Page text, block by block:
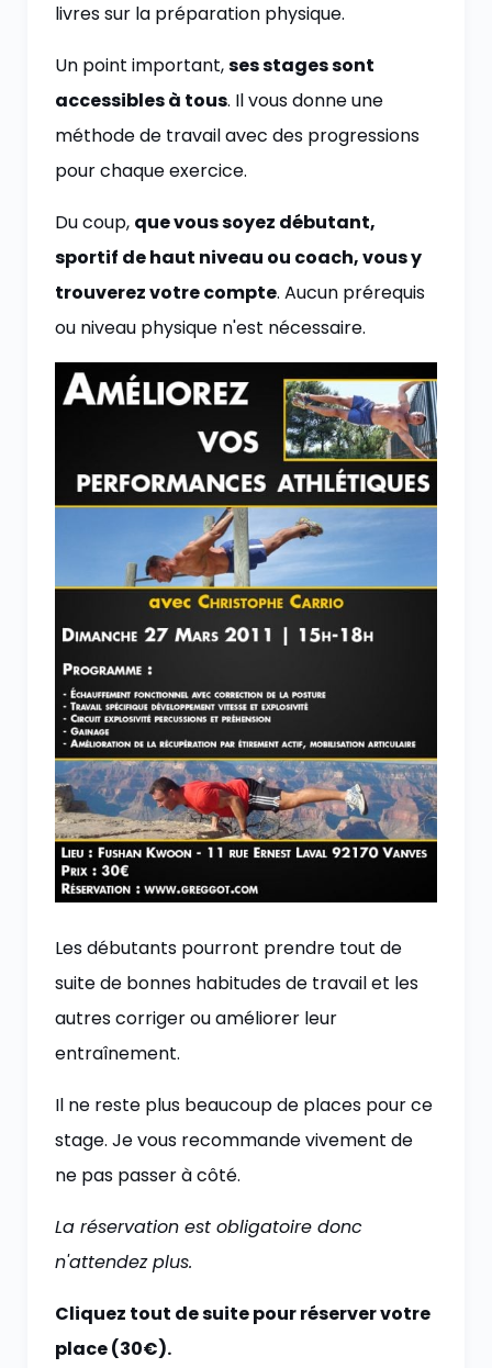
livres sur la préparation physique.
Un point important,ses stages sont
accessibles à tous. Il vous donne une
méthode de travail avec des progressions
pour chaque exercice.
Du coup, que vous soyez débutant,
sportif de haut niveau ou coach, vous y
trouverez votre compte. Aucun prérequis
ou niveau physique n'est nécessaire.
Les débutants pourront prendre tout de
suite de bonnes habitudes de travail et les
autres corriger ou améliorer leur
entraînement.
Il ne reste plus beaucoup de places pour ce
stage. Je vous recommande vivement de
ne pas passer à côté.
La réservation est obligatoire donc
n'attendez plus.
Cliquez tout de suite pour réserver votre
place (30€).